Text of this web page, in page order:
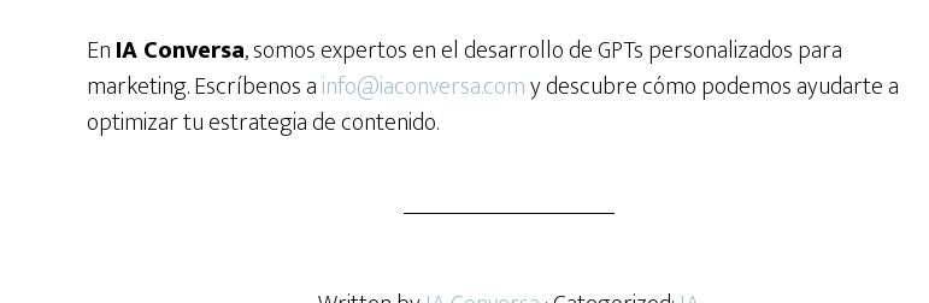
EnIA Conversa, somos expertos en el desarrollo de GPTs personalizados para
marketing. Escríbenos ainfo@iaconversa.comy descubre cómo podemos ayudarte a
optimizar tu estrategia de contenido.